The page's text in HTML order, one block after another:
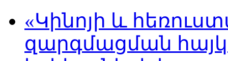
«Կինոյի և
զարգմացման